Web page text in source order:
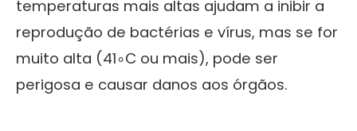
temperaturas mais altas ajudam a inibir a
reprodução de bactérias e vírus, mas se for
muito alta (41∘C ou mais), pode ser
perigosa e causar danos aos órgãos.